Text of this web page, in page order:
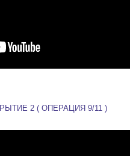
2 ( ОПЕРАЦИЯ 9/11 )